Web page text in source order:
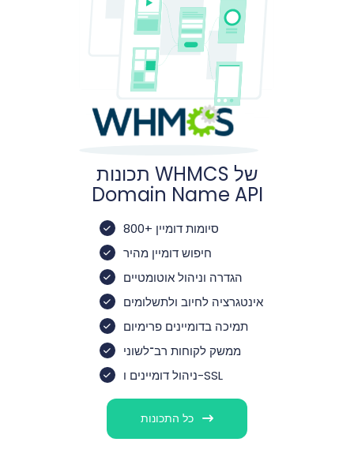
תכונות WHMCS של
Domain Name API
800+ סיומות דומיין
חיפוש דומיין מהיר
הגדרה וניהול אוטומטיים
אינטגרציה לחיוב ולתשלומים
תמיכה בדומיינים פרימיום
ממשק לקוחות רב־לשוני
ניהול דומיינים ו-SSL